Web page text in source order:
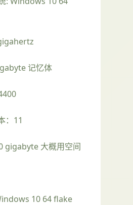
记忆体
：11
gigabyte 大概用空间
10 64 flake